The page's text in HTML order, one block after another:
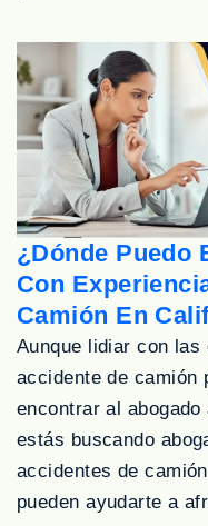
¿Dónde Puedo
Con
Camión En
Aunque lidiar con las
accidente de camión
encontrar al
estás buscando
accidentes de
pueden ayudarte a